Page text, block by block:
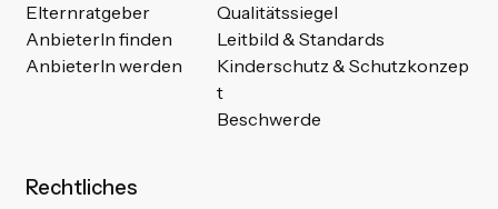
Elternratgeber
AnbieterIn finden
AnbieterIn werden
Qualitätssiegel
Leitbild & Standards
Kinderschutz & Schutzkonzep
t
Beschwerde
Rechtliches